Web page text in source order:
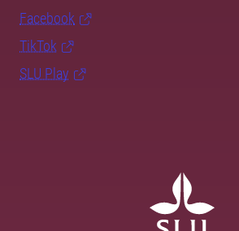
Facebook
TikTok
SLU Play